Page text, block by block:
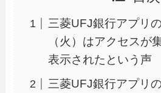
三菱UFJ銀行アプリ
（火）はアクセスが
表示されたという声
三菱UFJ銀行アプリ